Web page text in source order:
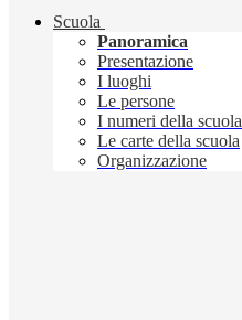
Scuola
Panoramica
Presentazione
I luoghi
Le persone
I numeri della scuola
Le carte della scuola
Organizzazione